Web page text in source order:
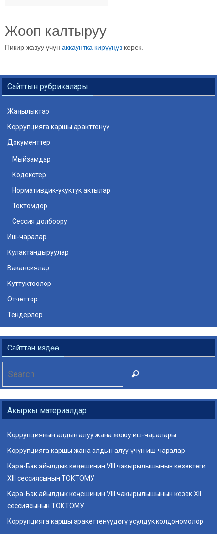
Жооп калтыруу
Пикир жазуу үчүн аккаунтка кирүүңүз керек.
Сайттын рубрикалары
Жаңылыктар
Коррупцияга каршы аракттенүү
Документтер
Мыйзамдар
Кодекстер
Нормативдик-укуктук актылар
Токтомдор
Cессия долбоору
Иш-чаралар
Кулактандыруулар
Вакансиялар
Куттуктоолор
Отчеттор
Тендерлер
Сайттан издөө
Search
Акыркы материалдар
Коррупциянын алдын алуу жана жоюу иш-чаралары
Коррупцияга каршы жана алдын алуу үчүн иш-чаралар
Кара-Бак айылдык кеңешинин VIII чакырылышынын кезектеги
ХIII сессиясынын ТОКТОМУ
Кара-Бак айылдык кеңешинин VIII чакырылышынын кезек ХII
сессиясынын ТОКТОМУ
Коррупцияга каршы аракеттенүүдөгү усулдук колдономолор